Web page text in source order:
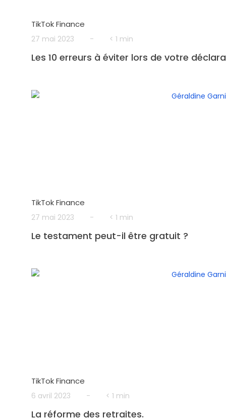
TikTok Finance
27 mai 2023 - < 1 min
Les 10 erreurs à éviter lors de votre
TikTok Finance
27 mai 2023 - < 1 min
Le testament peut-il être gratuit ?
TikTok Finance
6 avril 2023 - < 1 min
La réforme des retraites.